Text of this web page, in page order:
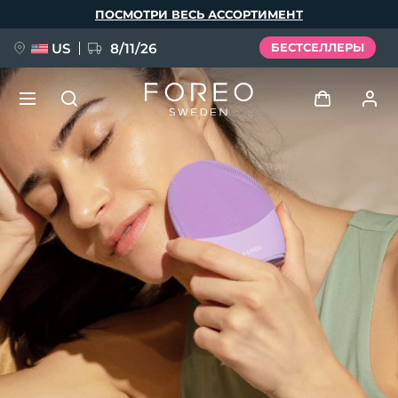
ПОСМОТРИ ВЕСЬ АССОРТИМЕНТ
US 8/11/26 БЕСТСЕЛЛЕРЫ
Профиль пользователя
Мои приборы
Мои заказы
Мои адреса
Мои подписки
НОВИНКА
FAQ™ Pure Beauty-Tech Elixir
BREAKING NEWS
issa™ Teeth Whitening Set
Язык
English Deutsch
Español
Français
Italiano
Português
Svenska
Русский
Türkçe
简体中文 繁體中文